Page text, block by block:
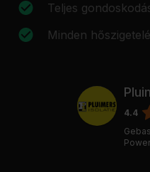
Teljes
Minden
4.4